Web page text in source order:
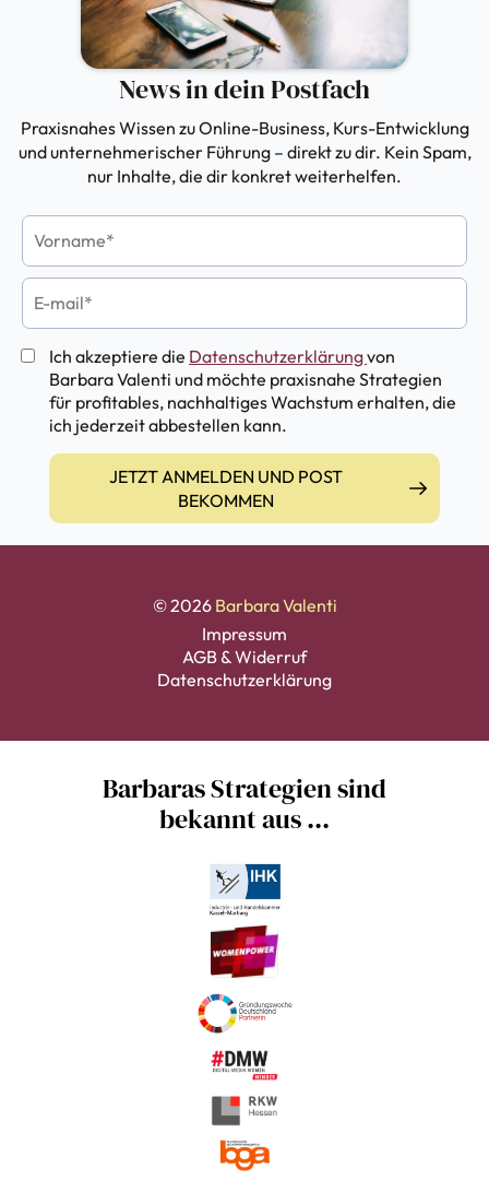
News in dein Postfach
Praxisnahes Wissen zu Online-Business, Kurs-Entwicklung
und unternehmerischer Führung – direkt zu dir. Kein Spam,
nur Inhalte, die dir konkret weiterhelfen.
Ich akzeptiere die Datenschutzerklärungvon
Barbara Valenti und möchte praxisnahe Strategien
für profitables, nachhaltiges Wachstum erhalten, die
ich jederzeit abbestellen kann.
JETZT ANMELDEN UND POST
BEKOMMEN
© 2026 Barbara Valenti
Impressum
AGB & Widerruf
Datenschutzerklärung
Barbaras Strategien sind
bekannt aus ...